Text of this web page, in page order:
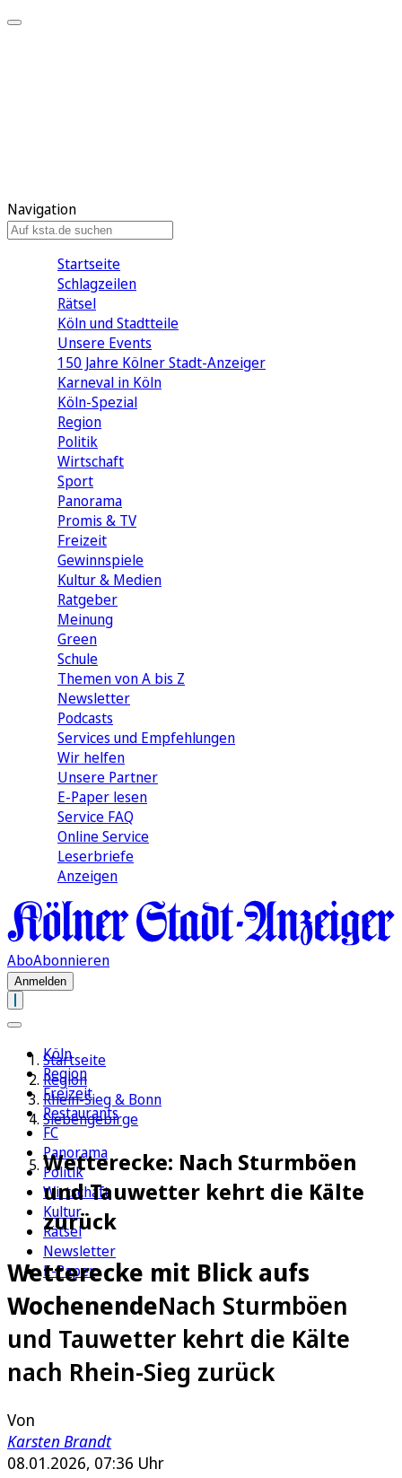
Navigation
Startseite
Schlagzeilen
Rätsel
Köln und Stadtteile
Unsere Events
150 Jahre Kölner Stadt-Anzeiger
Karneval in Köln
Köln-Spezial
Region
Politik
Wirtschaft
Sport
Panorama
Promis & TV
Freizeit
Gewinnspiele
Kultur & Medien
Ratgeber
Meinung
Green
Schule
Themen von A bis Z
Newsletter
Podcasts
Services und Empfehlungen
Wir helfen
Unsere Partner
E-Paper lesen
Service FAQ
Online Service
Leserbriefe
Anzeigen
AboAbonnieren
Anmelden
Köln
Region
Freizeit
Restaurants
FC
Panorama
Politik
Wirtschaft
Kultur
Rätsel
Newsletter
E-Paper
Startseite
Region
Rhein-Sieg & Bonn
Siebengebirge
Wetterecke: Nach Sturmböen
und Tauwetter kehrt die Kälte
zurück
Wetterecke mit Blick aufs
WochenendeNach Sturmböen
und Tauwetter kehrt die Kälte
nach Rhein-Sieg zurück
Von
Karsten Brandt
08.01.2026, 07:36 Uhr